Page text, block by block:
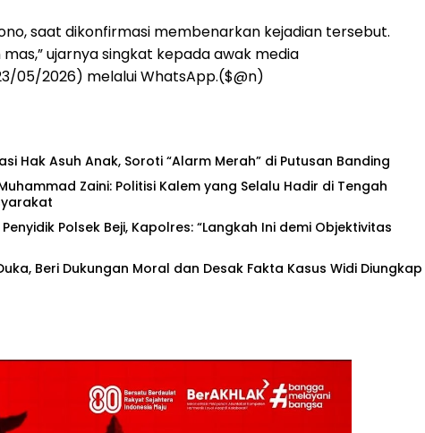
saat dikonfirmasi membenarkan kejadian tersebut.
ujarnya singkat kepada awak media
05/2026) melalui WhatsApp.($@n)
Hak Asuh Anak, Soroti “Alarm Merah” di Putusan Banding
Zaini: Politisi Kalem yang Selalu Hadir di Tengah
Polsek Beji, Kapolres: “Langkah Ini demi Objektivitas
Beri Dukungan Moral dan Desak Fakta Kasus Widi Diungkap